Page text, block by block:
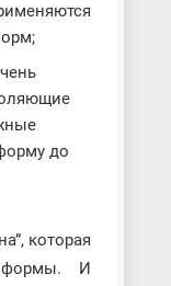
до
которая
формы. И